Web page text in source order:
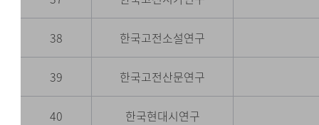
38 한국고전소설연구
39 한국고전산문연구
40 한국현대시연구